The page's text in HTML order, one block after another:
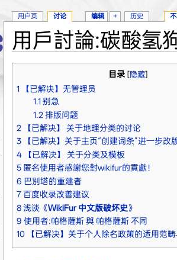
用戶討論:碳酸氢
目录 [隐藏]
1
【已解决】无管理员
1.1 别急
1.2排版问题
2
【已解决】 关于地理分类的讨论
3
【已解决】关于主页“创建词条”进一步改
4
【已解决】 关于分类及模板
5 匿名使用者感謝您對wikifur的貢獻！
6 巴別塔的重建者
7 百度收录改善建议
8 浅谈《WikiFur 中文版破坏史》
9 使用者:帕格薩斯 與 帕格薩斯 不同
10
【已解决】关于个人除名政策的适用范
用户页 讨论 编辑 + 历史